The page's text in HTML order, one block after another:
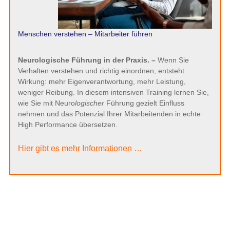
Menschen verstehen – Mitarbeiter führen
Neurologische Führung in der Praxis. – Wenn Sie
Verhalten verstehen und richtig einordnen, entsteht
Wirkung: mehr Eigenverantwortung, mehr Leistung,
weniger Reibung. In diesem intensiven Training lernen Sie,
wie Sie mit NeurologischerFührung gezielt Einfluss
nehmen und das Potenzial Ihrer Mitarbeitenden in echte
High Performance übersetzen.
Hier gibt es mehr Informationen …